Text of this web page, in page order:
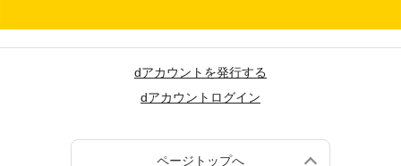
dアカウントを発行する
dアカウントログイン
ページトップへ